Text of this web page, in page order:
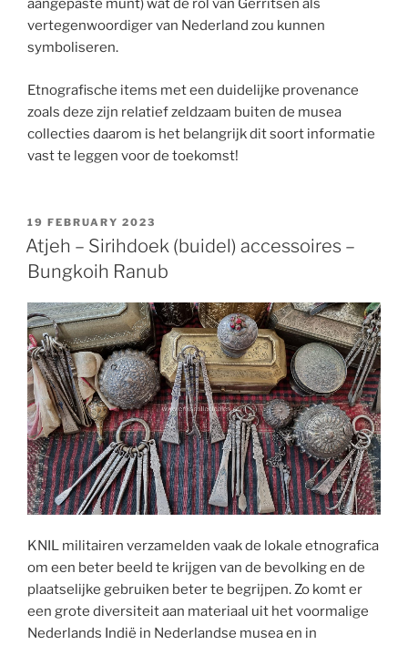
aangepaste munt) wat de rol van Gerritsen als
vertegenwoordiger van Nederland zou kunnen
symboliseren.
Etnografische items met een duidelijke provenance
zoals deze zijn relatief zeldzaam buiten de musea
collecties daarom is het belangrijk dit soort informatie
vast te leggen voor de toekomst!
POSTED
ON
19 FEBRUARY 2023
Atjeh – Sirihdoek (buidel) accessoires –
Bungkoih Ranub
KNIL militairen verzamelden vaak de lokale etnografica
om een beter beeld te krijgen van de bevolking en de
plaatselijke gebruiken beter te begrijpen. Zo komt er
een grote diversiteit aan materiaal uit het voormalige
Nederlands Indië in Nederlandse musea en in